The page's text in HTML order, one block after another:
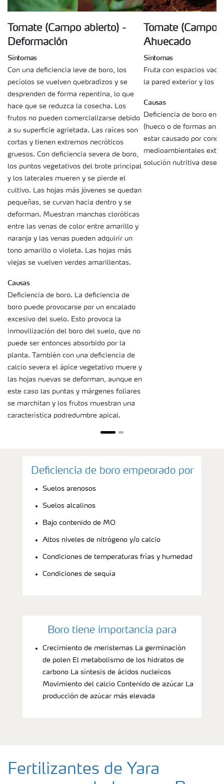
Tomate (Campo abierto) -
Deformación
Síntomas
Con una deficiencia leve de boro, los
pecíolos se vuelven quebradizos y se
desprenden de forma repentina, lo que
hace que se reduzca la cosecha. Los
frutos no pueden comercializarse debido
a su superficie agrietada. Las raíces son
cortas y tienen extremos necróticos
gruesos. Con deficiencia severa de boro,
los puntos vegetativos del brote principal
y los laterales mueren y se pierde el
cultivo. Las hojas más jóvenes se quedan
pequeñas, se curvan hacia dentro y se
deforman. Muestran manchas cloróticas
entre las venas de color entre amarillo y
naranja y las venas pueden adquirir un
tono amarillo o violeta. Las hojas más
viejas se vuelven verdes amarillentas.
Causas
Deficiencia de boro. La deficiencia de
boro puede provocarse por un encalado
excesivo del suelo. Esto provoca la
inmovilización del boro del suelo, que no
puede ser entonces absorbido por la
planta. También con una deficiencia de
calcio severa el ápice vegetativo muere y
las hojas nuevas se deforman, aunque en
este caso las puntas y márgenes foliares
se marchitan y los frutos muestran una
característica podredumbre apical.
Tomate (Campo
Ahuecado
Síntomas
Fruta con espacios
la pared exterior y los
Causas
Deficiencia de boro en
(hueco o de formas
estar causado por
medioambientales
solución nutritiva
Deficiencia de boro empeorado por
Suelos arenosos
Suelos alcalinos
Bajo contenido de MO
Altos niveles de nitrógeno y/o calcio
Condiciones de temperaturas frías y humedad
Condiciones de sequía
Boro tiene importancia para
Crecimiento de meristemas La germinación
de polen El metabolismo de los hidratos de
carbono La síntesis de ácidos nucleicos
Movimiento del calcio Contenido de azúcar La
producción de azúcar más elevada
Fertilizantes de Yara